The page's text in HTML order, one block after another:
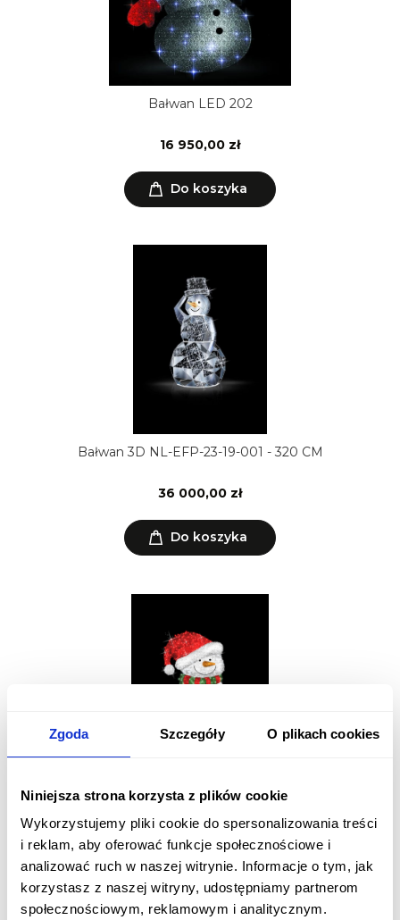
Zgoda Szczegóły O plikach cookies
Niniejsza strona korzysta z plików cookie
Wykorzystujemy pliki cookie do spersonalizowania treści
i reklam, aby oferować funkcje społecznościowe i
analizować ruch w naszej witrynie. Informacje o tym, jak
korzystasz z naszej witryny, udostępniamy partnerom
społecznościowym, reklamowym i analitycznym.
Bałwan LED 202
16 950,00 zł
Do koszyka
Bałwan 3D NL-EFP-23-19-001 - 320 CM
36 000,00 zł
Do koszyka
Bałwan 3D NL-EFP-01-18-001 500 cm
77 400,00 zł
Do koszyka